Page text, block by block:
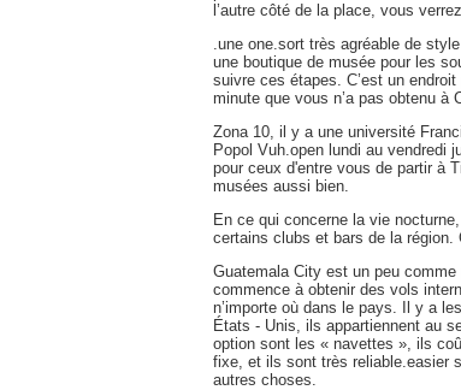
l’autre côté de la place, vous
.une one.sort très agréable de
une boutique de musée pour les
suivre ces étapes. C’est un
minute que vous n’a pas obtenu à
Zona 10, il y a une université
Popol Vuh.open lundi au vendredi
pour ceux d'entre vous de partir à
musées aussi bien.
En ce qui concerne la vie
certains clubs et bars de la région.
Guatemala City est un peu comme
commence à obtenir des vols
n’importe où dans le pays. Il y a
États - Unis, ils appartiennent au
option sont les « navettes », ils
fixe, et ils sont très reliable.easier
autres choses.